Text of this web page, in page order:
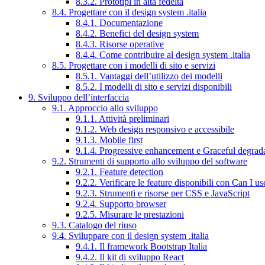
8.4. Progettare con il design system .italia
8.4.1. Documentazione
8.4.2. Benefici del design system
8.4.3. Risorse operative
8.4.4. Come contribuire al design system .italia
8.5. Progettare con i modelli di sito e servizi
8.5.1. Vantaggi dell’utilizzo dei modelli
8.5.2. I modelli di sito e servizi disponibili
9. Sviluppo dell’interfaccia
9.1. Approccio allo sviluppo
9.1.1. Attività preliminari
9.1.2. Web design responsivo e accessibile
9.1.3. Mobile first
9.1.4. Progressive enhancement e Graceful
9.2. Strumenti di supporto allo sviluppo del software
9.2.1. Feature detection
9.2.2. Verificare le feature disponibili con Can I
9.2.3. Strumenti e risorse per CSS e JavaScript
9.2.4. Supporto browser
9.2.5. Misurare le prestazioni
9.3. Catalogo del riuso
9.4. Sviluppare con il design system .italia
9.4.1. Il framework Bootstrap Italia
9.4.2. Il kit di sviluppo React